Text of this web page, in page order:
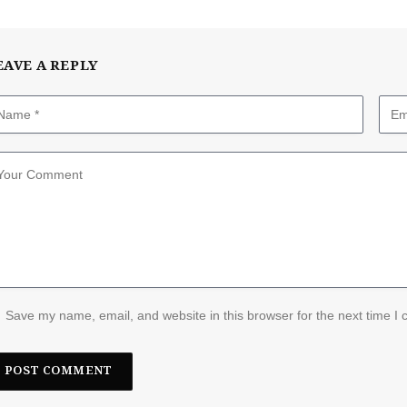
A REPLY
Save my name, email, and website in this browser for the next time I